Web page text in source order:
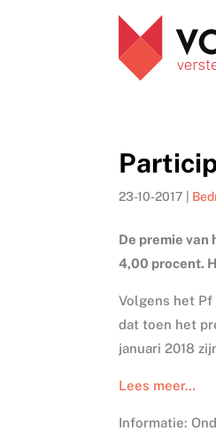
23-10-2017
De premie van
4,00 procent.
Volgens het
dat toen het
januari 2018
Lees meer…
Informatie: